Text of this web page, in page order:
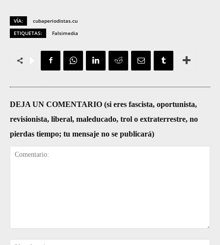
VÍA:
cubaperiodistas.cu
ETIQUETAS:
Falsimedia
DEJA UN COMENTARIO (si eres fascista, oportunista,
revisionista, liberal, maleducado, trol o extraterrestre, no
pierdas tiempo; tu mensaje no se publicará)